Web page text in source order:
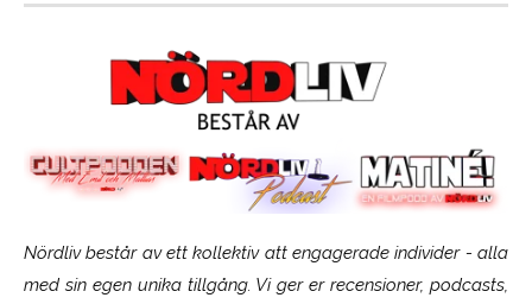
Nördliv består av ett kollektiv att engagerade individer - alla
med sin egen unika tillgång. Vi ger er recensioner, podcasts,